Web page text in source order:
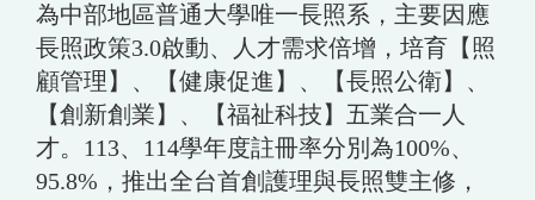
為中部地區普通大學唯一長照系，主要因應
長照政策3.0啟動、人才需求倍增，培育【照
顧管理】、【健康促進】、【長照公衛】、
【創新創業】、【福祉科技】五業合一人
才。113、114學年度註冊率分別為100%、
95.8%，推出全台首創護理與長照雙主修，